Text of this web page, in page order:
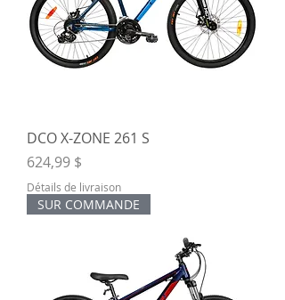
DCO X-ZONE 261 S
Prix
624,99 $
Détails de livraison
SUR COMMANDE